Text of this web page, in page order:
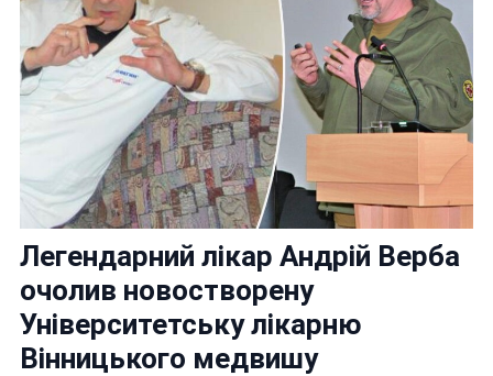
Легендарний лікар Андрій Верба
очолив новостворену
Університетську лікарню
Вінницького медвишу